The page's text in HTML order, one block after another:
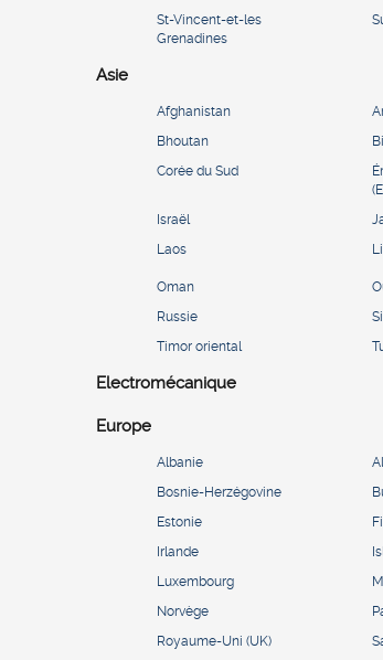
St-Vincent-et-les
Grenadines
Asie
Afghanistan
Bhoutan
Corée du Sud
Israël
Laos
Oman
Russie
Timor oriental
Electromécanique
Europe
Albanie
Bosnie-Herzégovine
Estonie
Irlande
Luxembourg
Norvège
Royaume-Uni (UK)